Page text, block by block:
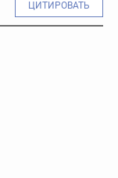
ЦИТИРОВАТЬ